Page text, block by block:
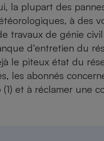
la plupart des
à des
travaux de génie
d’entretien du
le piteux état du
les abonnés
et à réclamer une
Climatiseur -
Ventilateur
Antivirus
Climatiseur -
Ventilateur